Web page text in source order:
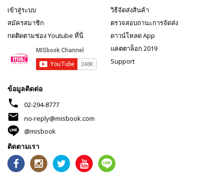
เข้าสู่ระบบ
สมัครสมาชิก
กดติดตามช่อง Youtube ที่นี่
วิธีจัดส่งสินค้า
ตรวจสอบถานะการจัดส่ง
ดาวน์โหลด App
แคตตาล็อก 2019
Support
ข้อมูลติดต่อ
phone 02-294-8777
mail
no-reply@misbook.com
@misbook
ติดตามเรา